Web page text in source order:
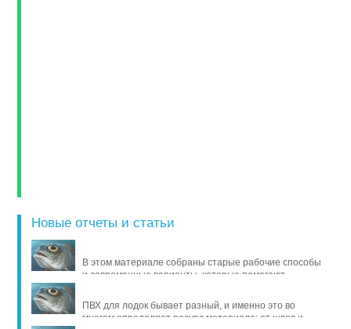
Новые отчеты и статьи
В этом материале собраны старые рабочие способы
и современные варианты, которые помогают
ПВХ для лодок бывает разный, и именно это во
многом определяет ресурс материала: от швов и